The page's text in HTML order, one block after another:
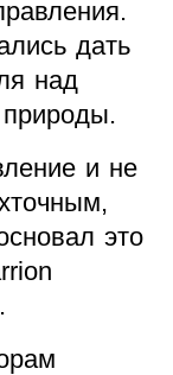
дать
над
и не
это